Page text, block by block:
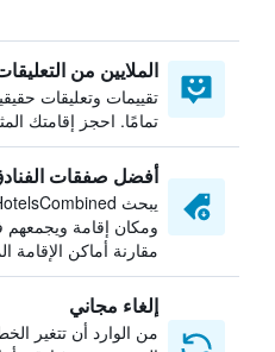
الملايين من
تقييمات وتعليقات
تمامًا. احجز إقامتك
أفضل صفقات
ومكان إقامة
مقارنة أماكن الإقامة
إلغاء مجاني
من الوارد أن تتغير